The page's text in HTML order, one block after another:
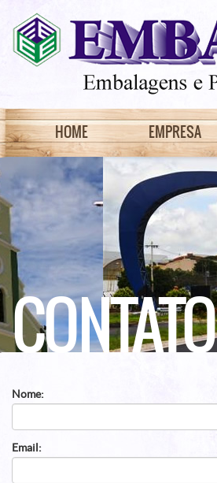
HOME EMPRESA
CONTATO
Nome:
Email: